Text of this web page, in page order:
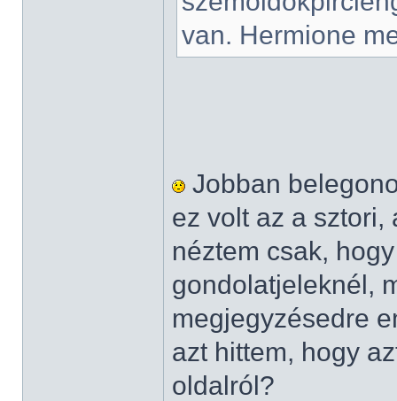
van. Hermione
Jobban
ez volt az a sztori,
néztem csak,
gondolatjeleknél,
megjegyzésedre
azt hittem, hogy
oldalról?